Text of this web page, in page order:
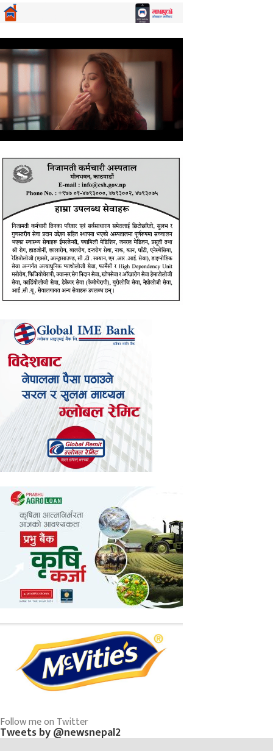
Follow me on Twitter
Tweets by @newsnepal2